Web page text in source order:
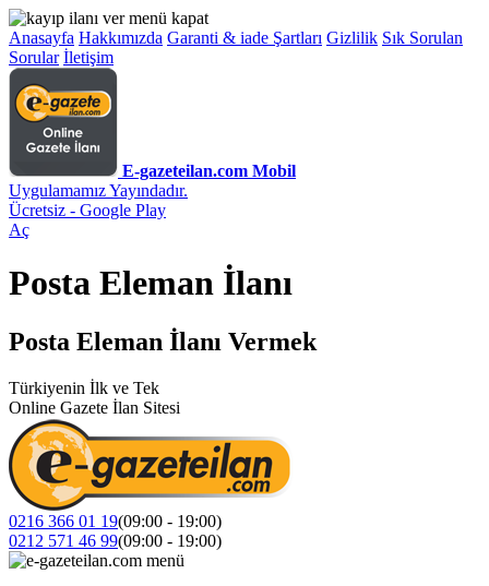
Anasayfa Hakkımızda Garanti & iade Şartları Gizlilik Sık Sorulan
Sorular İletişim
E-gazeteilan.com Mobil
Uygulamamız Yayındadır.
Ücretsiz - Google Play
Aç
Posta Eleman İlanı
Posta Eleman İlanı Vermek
Türkiyenin İlk ve Tek
Online Gazete İlan Sitesi
0216 366 01 19(09:00 - 19:00)
0212 571 46 99(09:00 - 19:00)